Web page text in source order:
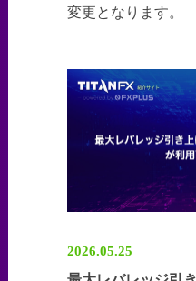
変更となります。
2026.05.25